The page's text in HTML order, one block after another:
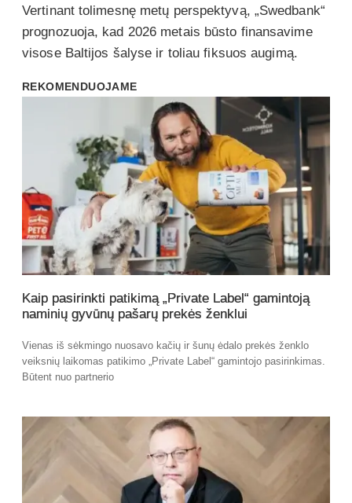
Vertinant tolimesnę metų perspektyvą, „Swedbank“
prognozuoja, kad 2026 metais būsto finansavime
visose Baltijos šalyse ir toliau fiksuos augimą.
REKOMENDUOJAME
Kaip pasirinkti patikimą „Private Label“ gamintoją
naminių gyvūnų pašarų prekės ženklui
Vienas iš sėkmingo nuosavo kačių ir šunų ėdalo prekės ženklo
veiksnių laikomas patikimo „Private Label“ gamintojo pasirinkimas.
Būtent nuo partnerio